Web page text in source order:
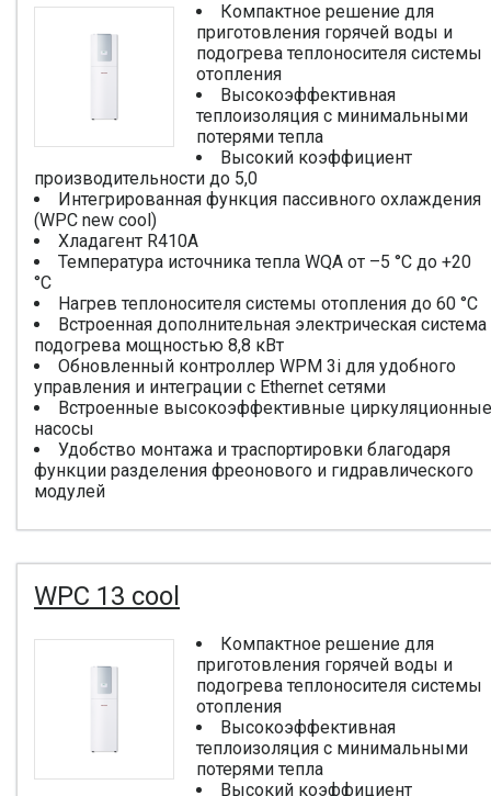
Компактное решение для
приготовления горячей воды и
подогрева теплоносителя системы
отопления
Высокоэффективная
теплоизоляция с минимальными
потерями тепла
Высокий коэффициент
производительности до 5,0
Интегрированная функция пассивного охлаждения
(WPC new cool)
Хладагент R410A
Температура источника тепла WQA от –5 °C до +20
°C
Нагрев теплоносителя системы отопления до 60 °C
Встроенная дополнительная электрическая система
подогрева мощностью 8,8 кВт
Обновленный контроллер WPM 3i для удобного
управления и интеграции с Ethernet сетями
Встроенные высокоэффективные циркуляционные
насосы
Удобство монтажа и траспортировки благодаря
функции разделения фреонового и гидравлического
модулей
WPC 13 cool
Компактное решение для
приготовления горячей воды и
подогрева теплоносителя системы
отопления
Высокоэффективная
теплоизоляция с минимальными
потерями тепла
Высокий коэффициент